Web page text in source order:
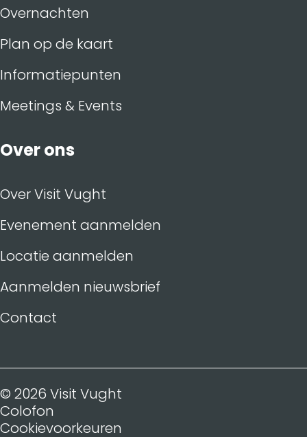
Overnachten
Plan op de kaart
Informatiepunten
Meetings & Events
Over ons
Over Visit Vught
Evenement aanmelden
Locatie aanmelden
Aanmelden nieuwsbrief
Contact
© 2026 Visit Vught
Colofon
Cookievoorkeuren